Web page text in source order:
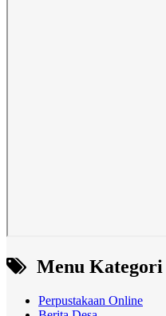
Menu Kategori
Perpustakaan Online